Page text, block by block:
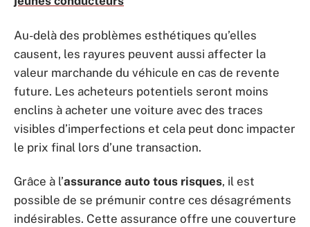
Au-delà des problèmes esthétiques qu’elles
causent, les rayures peuvent aussi affecter la
valeur marchande du véhicule en cas de revente
future. Les acheteurs potentiels seront moins
enclins à acheter une voiture avec des traces
visibles d’imperfections et cela peut donc impacter
le prix final lors d’une transaction.
Grâce à l’assurance auto tous risques, il est
possible de se prémunir contre ces désagréments
indésirables. Cette assurance offre une couverture